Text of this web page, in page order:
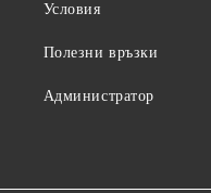
Условия
Полезни връзки
Администратор